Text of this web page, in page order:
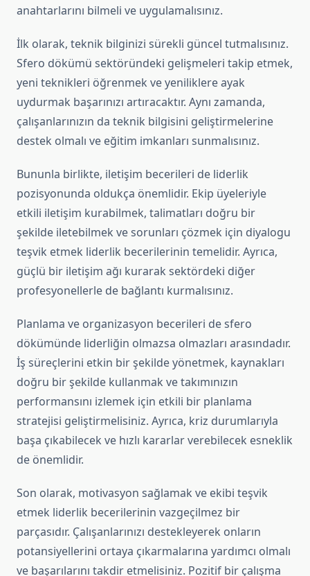
anahtarlarını bilmeli ve uygulamalısınız.
İlk olarak, teknik bilginizi sürekli güncel tutmalısınız.
Sfero dökümü sektöründeki gelişmeleri takip etmek,
yeni teknikleri öğrenmek ve yeniliklere ayak
uydurmak başarınızı artıracaktır. Aynı zamanda,
çalışanlarınızın da teknik bilgisini geliştirmelerine
destek olmalı ve eğitim imkanları sunmalısınız.
Bununla birlikte, iletişim becerileri de liderlik
pozisyonunda oldukça önemlidir. Ekip üyeleriyle
etkili iletişim kurabilmek, talimatları doğru bir
şekilde iletebilmek ve sorunları çözmek için diyalogu
teşvik etmek liderlik becerilerinin temelidir. Ayrıca,
güçlü bir iletişim ağı kurarak sektördeki diğer
profesyonellerle de bağlantı kurmalısınız.
Planlama ve organizasyon becerileri de sfero
dökümünde liderliğin olmazsa olmazları arasındadır.
İş süreçlerini etkin bir şekilde yönetmek, kaynakları
doğru bir şekilde kullanmak ve takımınızın
performansını izlemek için etkili bir planlama
stratejisi geliştirmelisiniz. Ayrıca, kriz durumlarıyla
başa çıkabilecek ve hızlı kararlar verebilecek esneklik
de önemlidir.
Son olarak, motivasyon sağlamak ve ekibi teşvik
etmek liderlik becerilerinin vazgeçilmez bir
parçasıdır. Çalışanlarınızı destekleyerek onların
potansiyellerini ortaya çıkarmalarına yardımcı olmalı
ve başarılarını takdir etmelisiniz. Pozitif bir çalışma